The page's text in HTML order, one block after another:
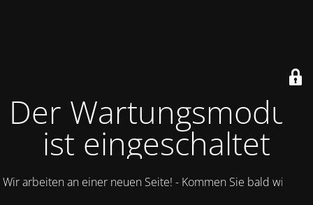
Der Wartungsmodus
ist eingeschaltet
Wir arbeiten an einer neuen Seite! - Kommen Sie bald wieder.